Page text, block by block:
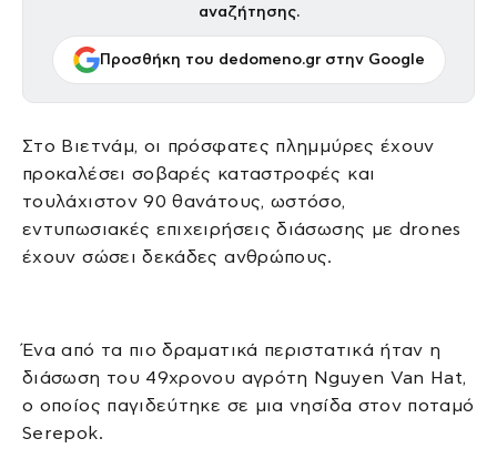
αναζήτησης.
Προσθήκη του dedomeno.gr στην Google
Στο Βιετνάμ, οι πρόσφατες πλημμύρες έχουν
προκαλέσει σοβαρές καταστροφές και
τουλάχιστον 90 θανάτους, ωστόσο,
εντυπωσιακές επιχειρήσεις διάσωσης με drones
έχουν σώσει δεκάδες ανθρώπους.
Ένα από τα πιο δραματικά περιστατικά ήταν η
διάσωση του 49χρονου αγρότη Nguyen Van Hat,
ο οποίος παγιδεύτηκε σε μια νησίδα στον ποταμό
Serepok.